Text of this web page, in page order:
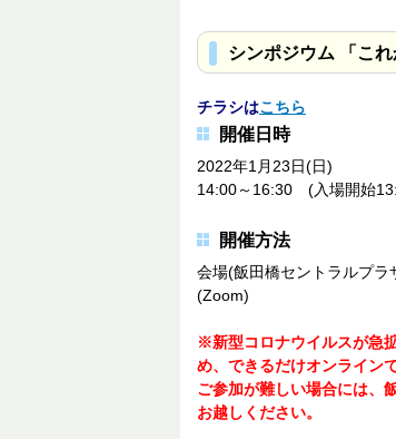
シンポジウム 「こ
チラシはこちら
開催日時
2022年1月23日(日)
14:00～16:30 (入場開始
開催方法
会場(飯田橋セントラルプ
(Zoom)
※新型コロナウイルスが急
め、できるだけオンライン
ご参加が難しい場合には、
お越しください。